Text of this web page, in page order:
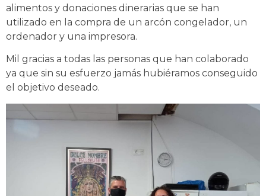
alimentos y donaciones dinerarias que se han
utilizado en la compra de un arcón congelador, un
ordenador y una impresora.
Mil gracias a todas las personas que han colaborado
ya que sin su esfuerzo jamás hubiéramos conseguido
el objetivo deseado.